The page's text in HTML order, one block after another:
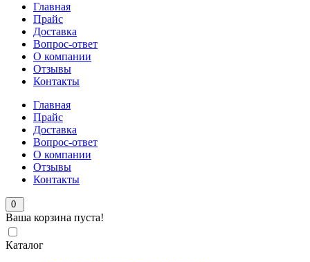
Главная
Прайс
Доставка
Вопрос-ответ
О компании
Отзывы
Контакты
Главная
Прайс
Доставка
Вопрос-ответ
О компании
Отзывы
Контакты
0
Ваша корзина пуста!
Каталог